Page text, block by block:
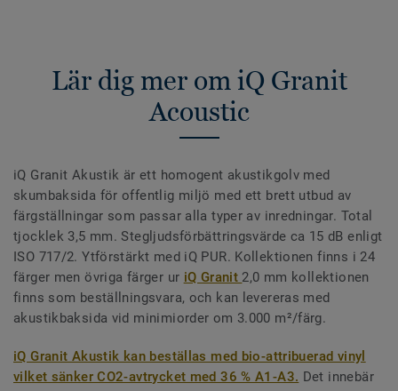
Lär dig mer om iQ Granit
Acoustic
iQ Granit Akustik är ett homogent akustikgolv med
skumbaksida för offentlig miljö med ett brett utbud av
färgställningar som passar alla typer av inredningar. Total
tjocklek 3,5 mm. Stegljudsförbättringsvärde ca 15 dB enligt
ISO 717/2. Ytförstärkt med iQ PUR. Kollektionen finns i 24
färger men övriga färger ur iQ Granit 2,0 mm kollektionen
finns som beställningsvara, och kan levereras med
akustikbaksida vid minimiorder om 3.000 m²/färg.
iQ Granit Akustik kan beställas med bio-attribuerad vinyl
vilket sänker CO2-avtrycket med 36 % A1-A3. Det innebär